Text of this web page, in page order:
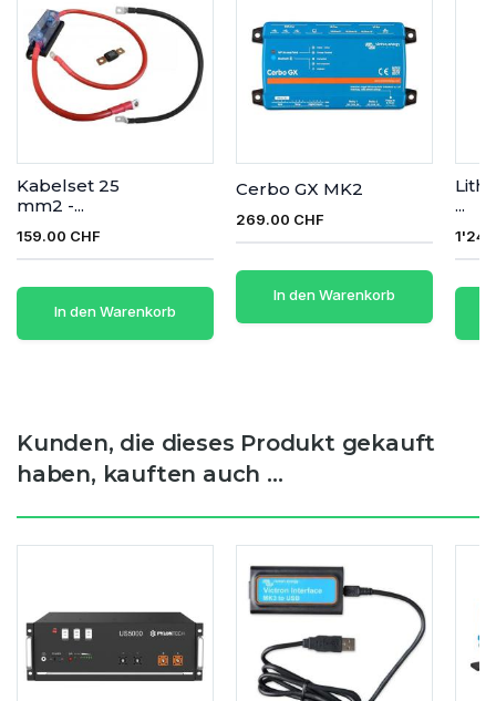
Kabelset 25
mm2 -...
159.00 CHF
In den Warenkorb
Cerbo GX MK2
269.00 CHF
In den Warenkorb
...
Kunden, die dieses Produkt gekauft
haben, kauften auch ...